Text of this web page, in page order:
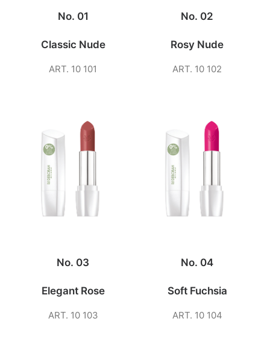
No. 01
Classic Nude
ART. 10 101
No. 02
Rosy Nude
ART. 10 102
No. 03
Elegant Rose
ART. 10 103
No. 04
Soft Fuchsia
ART. 10 104